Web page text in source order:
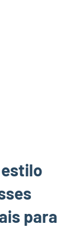
para